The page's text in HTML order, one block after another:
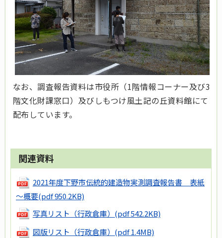
なお、調査報告資料は市役所（1階情報コーナー及び3
階文化財課窓口）及びしもつけ風土記の丘資料館にて
配布しています。
関連資料
2021年度下野市伝統的建造物実測調査報告書 表紙
～概要(pdf 950.2KB)
写真リスト（行政倉庫） (pdf 542.2KB)
図版リスト（行政倉庫） (pdf 1.4MB)